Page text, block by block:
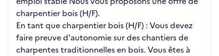
charpentier bois (H/F).
En tant que charpentier bois (H/F) : Vous devez
faire preuve d'autonomie sur des chantiers de
charpentes traditionnelles en bois. Vous êtes à